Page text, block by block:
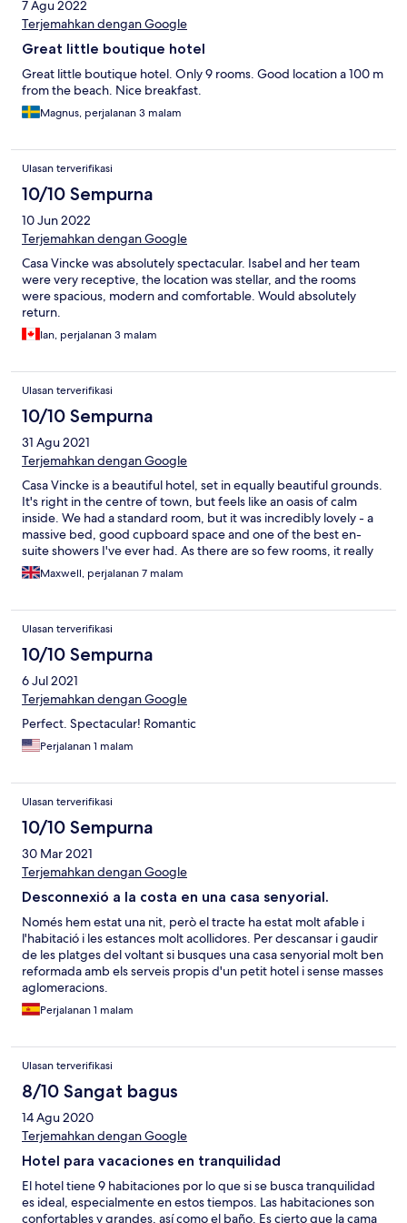
7 Agu 2022
Terjemahkan dengan Google
Great little boutique hotel
Great little boutique hotel. Only 9 rooms. Good location a 100 m
from the beach. Nice breakfast.
Magnus, perjalanan 3 malam
Ulasan terverifikasi
10/10 Sempurna
10 Jun 2022
Terjemahkan dengan Google
Casa Vincke was absolutely spectacular. Isabel and her team
were very receptive, the location was stellar, and the rooms
were spacious, modern and comfortable. Would absolutely
return.
Ian, perjalanan 3 malam
Ulasan terverifikasi
10/10 Sempurna
31 Agu 2021
Terjemahkan dengan Google
Casa Vincke is a beautiful hotel, set in equally beautiful grounds.
It's right in the centre of town, but feels like an oasis of calm
inside. We had a standard room, but it was incredibly lovely - a
massive bed, good cupboard space and one of the best en-
suite showers I've ever had. As there are so few rooms, it really
feels like you're in your own private house. Breakfast was
bountiful, and Isabel was incredibly helpful throughout our stay.
Maxwell, perjalanan 7 malam
Ulasan terverifikasi
10/10 Sempurna
6 Jul 2021
Terjemahkan dengan Google
Perfect. Spectacular! Romantic
Perjalanan 1 malam
Ulasan terverifikasi
10/10 Sempurna
30 Mar 2021
Terjemahkan dengan Google
Desconnexió a la costa en una casa senyorial.
Només hem estat una nit, però el tracte ha estat molt afable i
l'habitació i les estances molt acollidores. Per descansar i gaudir
de les platges del voltant si busques una casa senyorial molt ben
reformada amb els serveis propis d'un petit hotel i sense masses
aglomeracions.
Perjalanan 1 malam
Ulasan terverifikasi
8/10 Sangat bagus
14 Agu 2020
Terjemahkan dengan Google
Hotel para vacaciones en tranquilidad
El hotel tiene 9 habitaciones por lo que si se busca tranquilidad
es ideal, especialmente en estos tiempos. Las habitaciones son
confortables y grandes, así como el baño. Es cierto que la cama